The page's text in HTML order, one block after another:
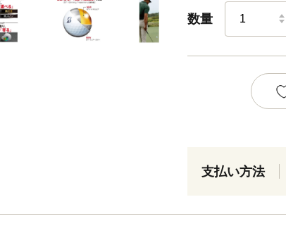
数量
支払い方法